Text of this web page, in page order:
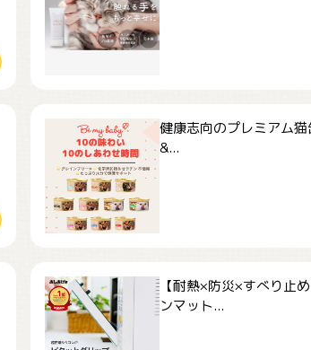
健康志向のプレミアム
&...
【耐熱×防災×すべり止
ンマット...